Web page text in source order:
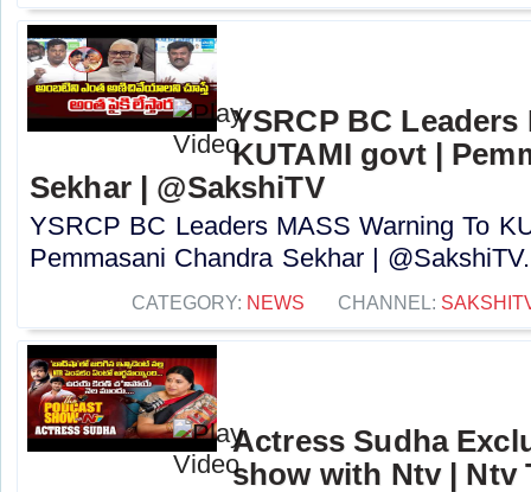
YSRCP BC
KUTAMI govt |
Sekhar | @SakshiTV
YSRCP BC Leaders MASS Warning To
Pemmasani Chandra Sekhar |
CATEGORY: NEWS CHANNEL:
Actress Sudha
show with Ntv | Ntv